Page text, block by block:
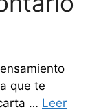
que te
… Leer